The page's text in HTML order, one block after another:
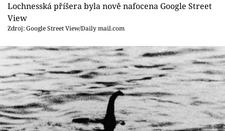
Sex a vztahy
Sledujte prima+
Přihlášení
Lochnesská příšera byla nově nafocena Google Street
View
Zdroj: Google Street View/Daily mail.com